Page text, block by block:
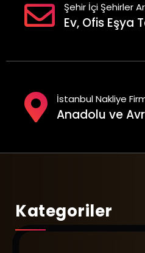
Şehir İçi Şehirler
Ev, Ofis Eşya
İstanbul Nakliye
Anadolu ve
Kategoriler